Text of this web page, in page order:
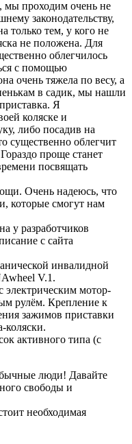
мы проходим очень не
законодательству,
только тем, у кого не
не положена. Для
облегчилось
с помощью
очень тяжела по весу, а
в садик, мы нашли
Я
коляске и
либо посадив на
существенно облегчит
проще станет
посвящать
Очень надеюсь, что
которые смогут нам
у разработчиков
с сайта
инвалидной
V.1.
электрическим мотор-
рулём. Крепление к
зажимов приставки
коляски.
активного типа (с
люди! Давайте
свободы и
необходимая